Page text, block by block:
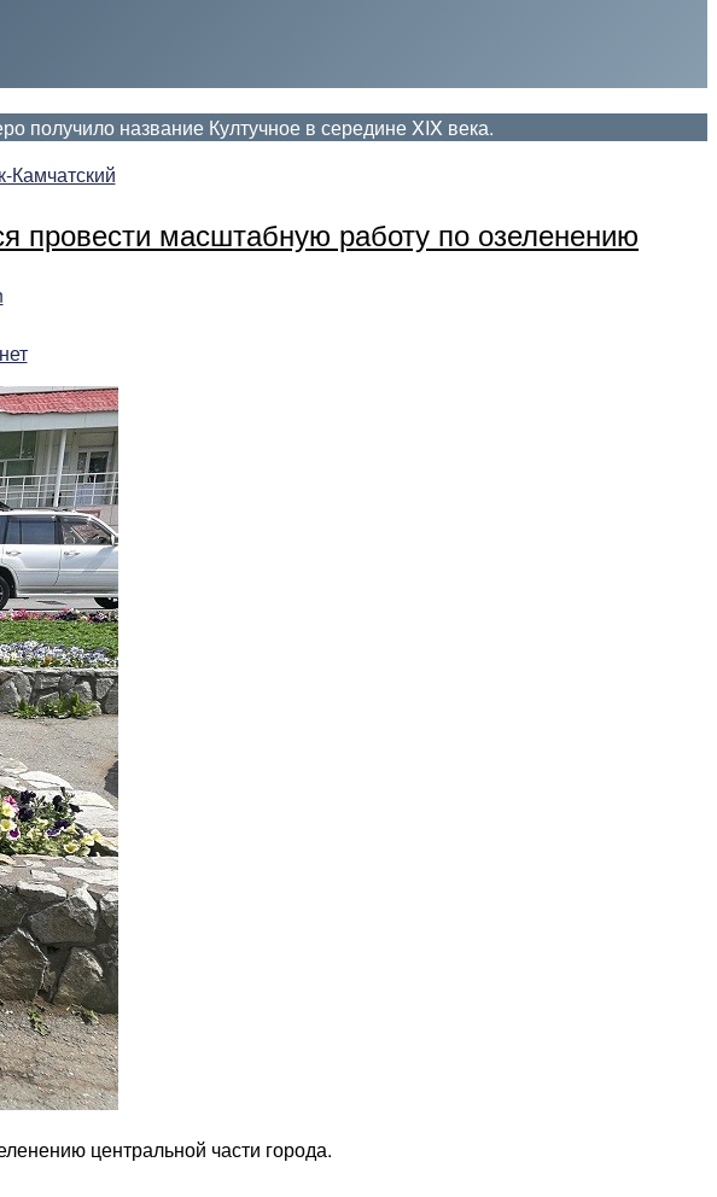
получило название Култучное в середине XIX века.
Камчатский
провести масштабную работу по озеленению
нет
центральной части города.